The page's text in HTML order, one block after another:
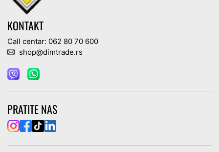
KONTAKT
Call centar: 062 80 70 600
shop@dimtrade.rs
PRATITE NAS